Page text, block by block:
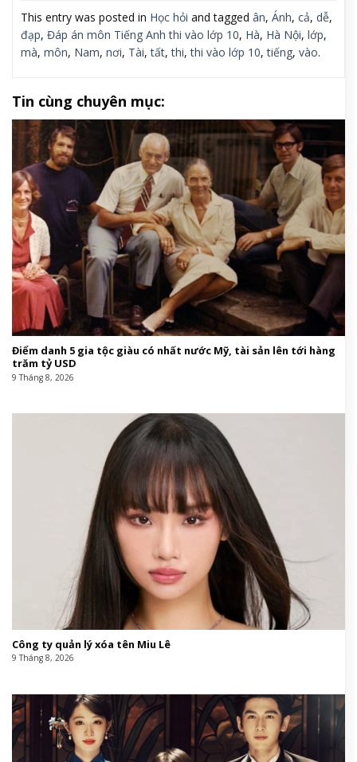
This entry was posted in Học hỏi and tagged ân, Ánh, cả, dễ,
đạp, Đáp án môn Tiếng Anh thi vào lớp 10, Hà, Hà Nội, lớp,
mà, môn, Nam, nơi, Tài,tất,thi,thi vào lớp 10,tiếng, vào.
Tin cùng chuyên mục:
Điểm danh 5 gia tộc giàu có nhất nước Mỹ, tài sản lên tới hàng
trăm tỷ USD
9 Tháng 8, 2026
Công ty quản lý xóa tên Miu Lê
9 Tháng 8, 2026